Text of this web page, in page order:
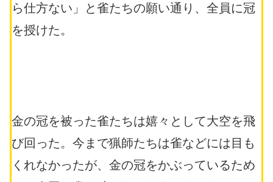
ら仕方ない」と雀たちの願い通り、全員に冠
を授けた。
金の冠を被った雀たちは嬉々として大空を飛
び回った。今まで猟師たちは雀などには目も
くれなかったが、金の冠をかぶっているため